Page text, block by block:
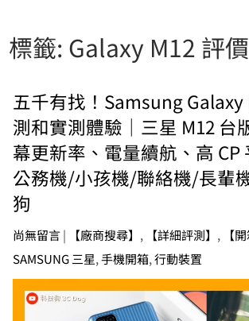
標籤: Galaxy M12 評價
五千有找！Samsung Galaxy
測和實測體驗｜三星 M12 台
幕更新率、電量續航、高 CP
公務機/小孩機/聯絡機/長輩
狗
尚無留言| 【廠商搜尋】 , 【詳細評測】 , 【
SAMSUNG 三星,手機開箱,行動裝置